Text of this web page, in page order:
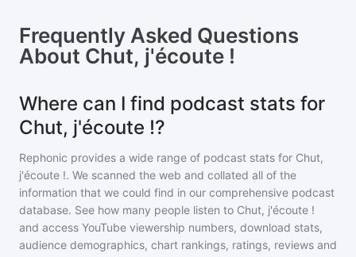
Frequently Asked Questions
About Chut, j'écoute !
Where can I find podcast stats for
Chut, j'écoute !?
Rephonic provides a wide range of podcast stats for Chut,
j'écoute !. We scanned the web and collated all of the
information that we could find in our comprehensive podcast
database. See how many people listen to Chut, j'écoute !
and access YouTube viewership numbers, download stats,
audience demographics, chart rankings, ratings, reviews and